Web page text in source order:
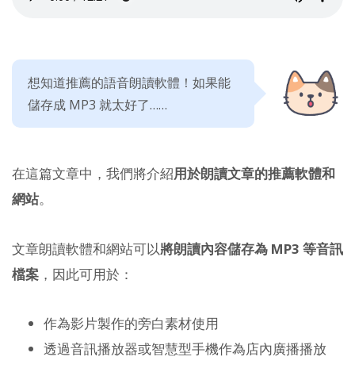
想知道推薦的語音朗讀軟體！如果能
儲存成 MP3 就太好了……
在這篇文章中，我們將介紹用於朗讀文章的推薦軟體和
網站。
文章朗讀軟體和網站可以將朗讀內容儲存為 MP3 等音訊
檔案 ，因此可用於：
作為影片製作的旁白素材使用
透過音訊播放器或智慧型手機作為店內廣播播放